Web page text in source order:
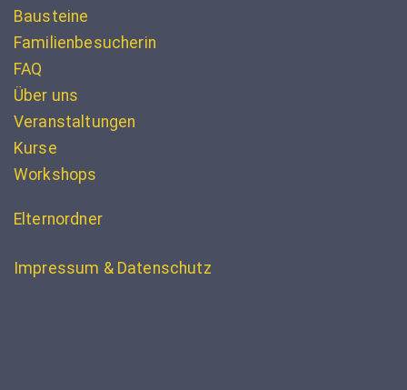
Bausteine
Familienbesucherin
FAQ
Über uns
Veranstaltungen
Kurse
Workshops
Elternordner
Impressum & Datenschutz